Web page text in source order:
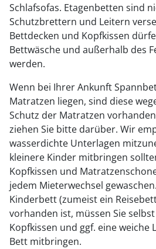
Schlafsofas. Etagenbetten sind
Schutzbrettern und Leitern
Bettdecken und Kopfkissen
Bettwäsche und außerhalb des
werden.
Wenn bei Ihrer Ankunft
Matratzen liegen, sind diese
Schutz der Matratzen
ziehen Sie bitte darüber. Wir
wasserdichte Unterlagen
kleinere Kinder mitbringen
Kopfkissen und
jedem Mieterwechsel
Kinderbett (zumeist ein
vorhanden ist, müssen Sie
Kopfkissen und ggf. eine weiche
Bett mitbringen.